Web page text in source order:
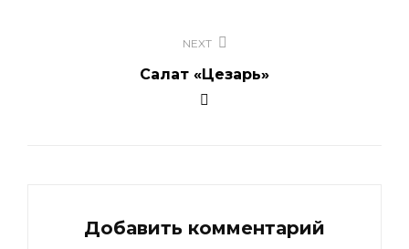
NEXT
Салат «Цезарь»
Добавить комментарий